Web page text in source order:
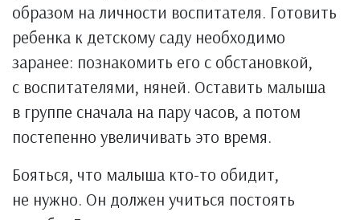
образом на личности воспитателя. Готовить
ребенка к детскому саду необходимо
заранее: познакомить его с обстановкой,
с воспитателями, няней. Оставить малыша
в группе сначала на пару часов, а потом
постепенно увеличивать это время.
Бояться, что малыша кто-то обидит,
не нужно. Он должен учиться постоять